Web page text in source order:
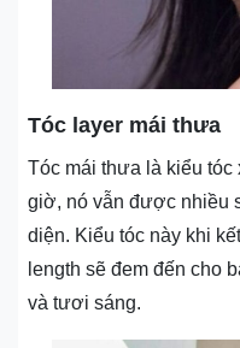
Tóc layer mái thưa
Tóc mái thưa là kiểu
giờ, nó vẫn được nhiều
diện. Kiểu tóc này khi
length sẽ đem đến cho
và tươi sáng.